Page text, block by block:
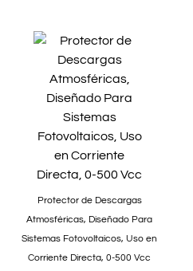
Protector de Descargas
Atmosféricas, Diseñado Para
Sistemas Fotovoltaicos, Uso en
Corriente Directa, 0-500 Vcc